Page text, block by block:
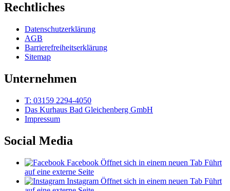
Rechtliches
Datenschutzerklärung
AGB
Barrierefreiheitserklärung
Sitemap
Unternehmen
T: 03159 2294-4050
Das Kurhaus Bad Gleichenberg GmbH
Impressum
Social Media
Facebook Öffnet sich in einem neuen Tab Führt
auf eine externe Seite
Instagram Öffnet sich in einem neuen Tab Führt